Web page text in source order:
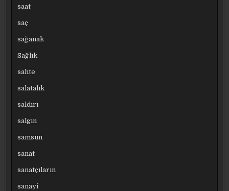
saat
saç
sağanak
Sağlık
sahte
salatalık
saldırı
salgın
samsun
sanat
sanatçıların
sanayi